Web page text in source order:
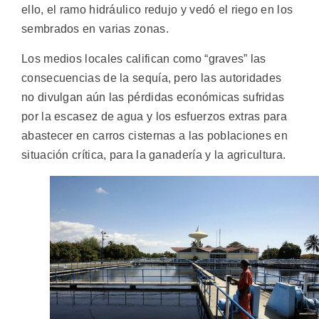
ello, el ramo hidráulico redujo y vedó el riego en los
sembrados en varias zonas.
Los medios locales califican como “graves” las
consecuencias de la sequía, pero las autoridades
no divulgan aún las pérdidas económicas sufridas
por la escasez de agua y los esfuerzos extras para
abastecer en carros cisternas a las poblaciones en
situación crítica, para la ganadería y la agricultura.